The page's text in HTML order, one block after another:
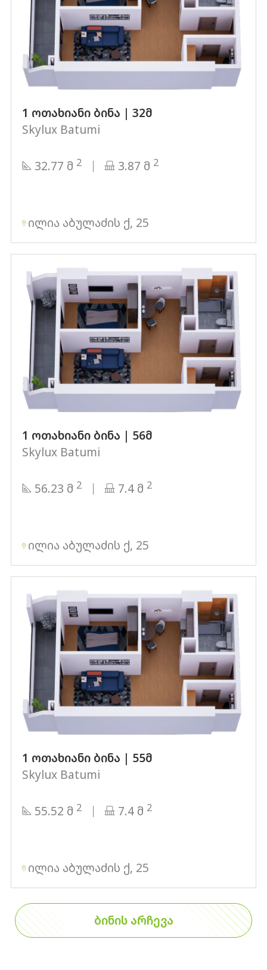
ᲑᲘᲜᲘᲡ ᲐᲠᲩᲔᲕᲐ
1 ოთახიანი ბინა | 32მ
Skylux Batumi
32.77 მ 2 3.87 მ 2
ილია აბულაძის ქ, 25
1 ოთახიანი ბინა | 56მ
Skylux Batumi
56.23 მ 2 7.4 მ 2
ილია აბულაძის ქ, 25
1 ოთახიანი ბინა | 55მ
Skylux Batumi
55.52 მ 2 7.4 მ 2
ილია აბულაძის ქ, 25